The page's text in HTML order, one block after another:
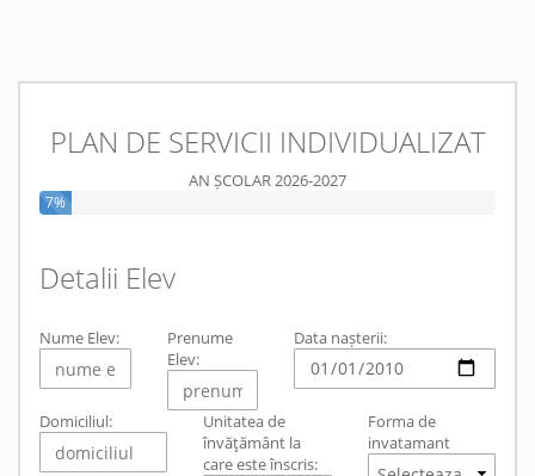
PLAN DE SERVICII INDIVIDUALIZAT
AN ȘCOLAR 2026-2027
7%
Detalii Elev
Nume Elev:
Prenume
Elev:
Data nașterii:
Domiciliul:
Unitatea de
învăţământ la
care este înscris:
Forma de
invatamant